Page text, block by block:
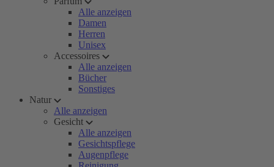
Alle anzeigen
Damen
Herren
Unisex
Accessoires
Alle anzeigen
Bücher
Sonstiges
Natur
Alle anzeigen
Gesicht
Alle anzeigen
Gesichtspflege
Augenpflege